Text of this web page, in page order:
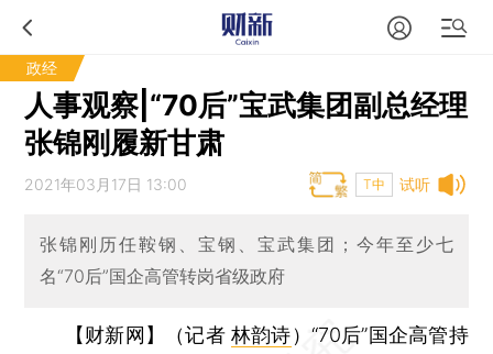
政经
人事观察|“70后”宝武集团副总经理
张锦刚履新甘肃
试听
2021年03月17日 13:00 T中
张锦刚历任鞍钢、宝钢、宝武集团；今年至少七
名“70后”国企高管转岗省级政府
【财新网】（记者林韵诗） “70后”国企高管持